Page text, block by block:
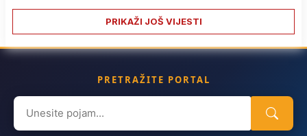
PRIKAŽI JOŠ VIJESTI
PRETRAŽITE PORTAL
Search
for: